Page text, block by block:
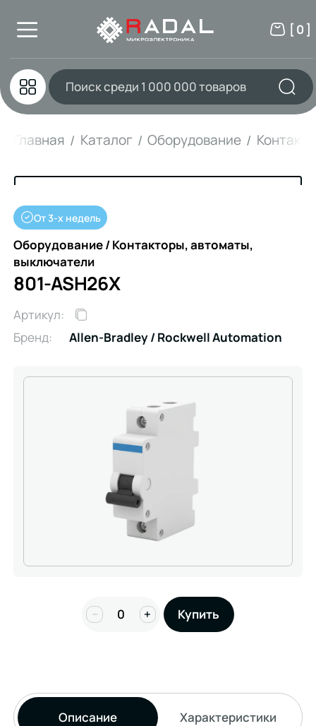
[ 0 ]
Главная Каталог Оборудование
От 3-х недель
Оборудование / Контакторы, автоматы,
выключатели
801-ASH26X
Артикул:
Бренд:
Allen-Bradley / Rockwell Automation
− + Купить
Описание Характеристики